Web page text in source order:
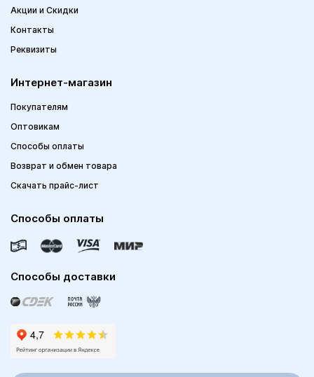
Акции и Скидки
Контакты
Реквизиты
Интернет-магазин
Покупателям
Оптовикам
Способы оплаты
Возврат и обмен товара
Скачать прайс-лист
Способы оплаты
Способы доставки